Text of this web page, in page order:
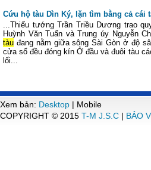
Cứu hộ tàu Dìn Ký, lặn tìm bằng cả cái
...Thiếu tướng Trần Triều Dương trao
Huỳnh Văn Tuấn và Trung úy Nguyễn
tàu đang nằm giữa sông Sài Gòn ở độ
cửa sổ đều đóng kín Ở đầu và đuôi tàu
lối...
Xem bản: Desktop | Mobile
COPYRIGHT © 2015 T-M J.S.C | BẢO